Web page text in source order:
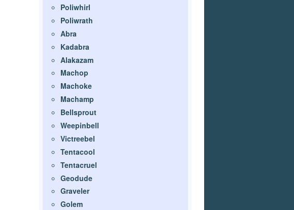
Poliwhirl
Poliwrath
Abra
Kadabra
Alakazam
Machop
Machoke
Machamp
Bellsprout
Weepinbell
Victreebel
Tentacool
Tentacruel
Geodude
Graveler
Golem